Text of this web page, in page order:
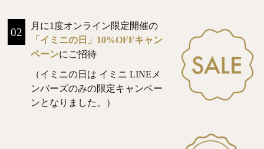
定期お届けサービス
お知らせ
お問い合せ
02
月に1度オンライン限定開催の
「イミニの日」10%OFFキャン
ペーンにご招待
（イミニの日は イミニ LINEメ
ンバーズのみの限定キャンペー
ンとなりました。）